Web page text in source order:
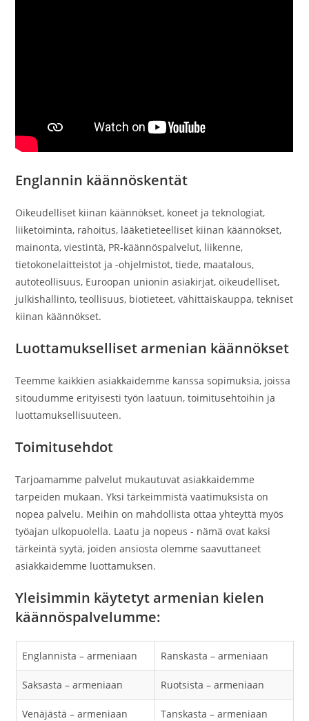
Englannin käännöskentät
Oikeudelliset kiinan käännökset, koneet ja teknologiat,
liiketoiminta, rahoitus, lääketieteelliset kiinan käännökset,
mainonta, viestintä, PR-käännöspalvelut, liikenne,
tietokonelaitteistot ja -ohjelmistot, tiede, maatalous,
autoteollisuus, Euroopan unionin asiakirjat, oikeudelliset,
julkishallinto, teollisuus, biotieteet, vähittäiskauppa, tekniset
kiinan käännökset.
Luottamukselliset armenian käännökset
Teemme kaikkien asiakkaidemme kanssa sopimuksia, joissa
sitoudumme erityisesti työn laatuun, toimitusehtoihin ja
luottamuksellisuuteen.
Toimitusehdot
Tarjoamamme palvelut mukautuvat asiakkaidemme
tarpeiden mukaan. Yksi tärkeimmistä vaatimuksista on
nopea palvelu. Meihin on mahdollista ottaa yhteyttä myös
työajan ulkopuolella. Laatu ja nopeus - nämä ovat kaksi
tärkeintä syytä, joiden ansiosta olemme saavuttaneet
asiakkaidemme luottamuksen.
Yleisimmin käytetyt armenian kielen
käännöspalvelumme:
Englannista – armeniaan Ranskasta – armeniaan
Saksasta – armeniaan Ruotsista – armeniaan
Venäjästä – armeniaan Tanskasta – armeniaan